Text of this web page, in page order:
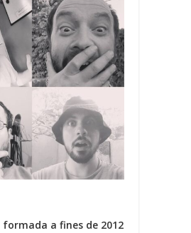
formada a fines de 2012